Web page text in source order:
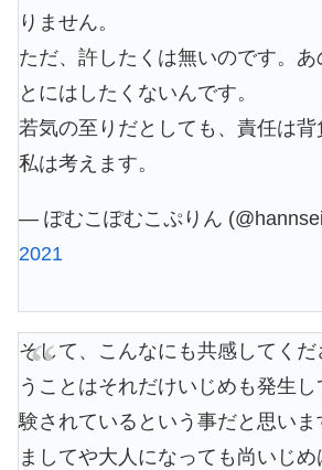
りません。
ただ、許したくは無いのです。あ
とにはしたくないんです。
若気の至りだとしても、責任は背
私は考えます。
— ぽむこぽむこぷりん
2021
そして、こんなにも共感してく
うことはそれだけいじめも発生
験されているという事だと思いま
ましてや大人になっても尚いじ